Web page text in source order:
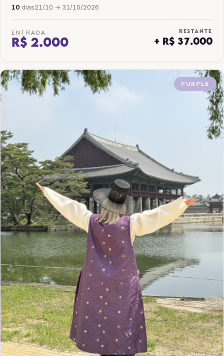
10 dias21/10 → 31/10/2026
ENTRADA
R$ 2.000
RESTANTE
+ R$ 37.000
PURPLE